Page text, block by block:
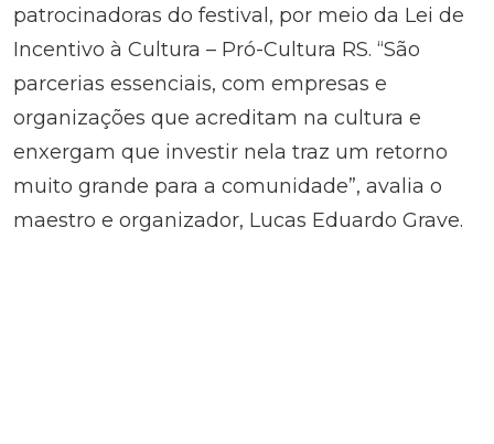
patrocinadoras do festival, por meio da Lei de
Incentivo à Cultura – Pró-Cultura RS. “São
parcerias essenciais, com empresas e
organizações que acreditam na cultura e
enxergam que investir nela traz um retorno
muito grande para a comunidade”, avalia o
maestro e organizador, Lucas Eduardo Grave.